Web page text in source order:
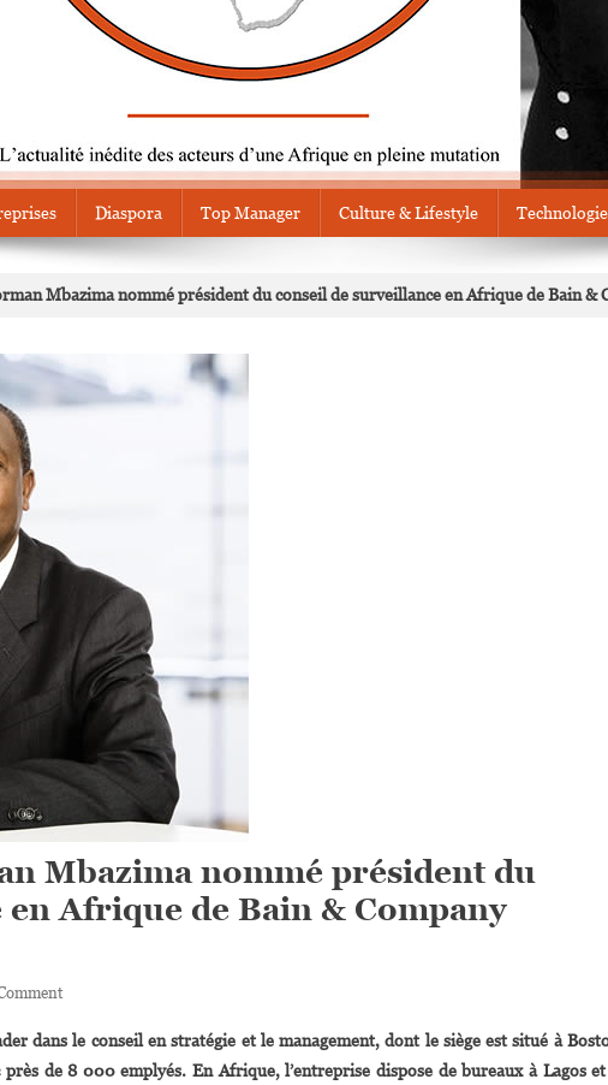
Diaspora Top Manager Culture & Lifestyle
Mbazima nommé président du conseil de surveillance en Afrique de Bain &
Mbazima nommé président du
Afrique de Bain & Company
On
Du
Sud:
dans le conseil en stratégie et le management, dont le siège est situé à
de 8 000 emplyés. En Afrique, l’entreprise dispose de bureaux à Lagos